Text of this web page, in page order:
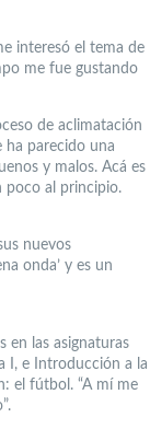
interesó el tema de
me fue gustando
de aclimatación
ha parecido una
y malos. Acá es
poco al principio.
nuevos
onda’ y es un
en las asignaturas
I, e Introducción a la
el fútbol. “A mí me